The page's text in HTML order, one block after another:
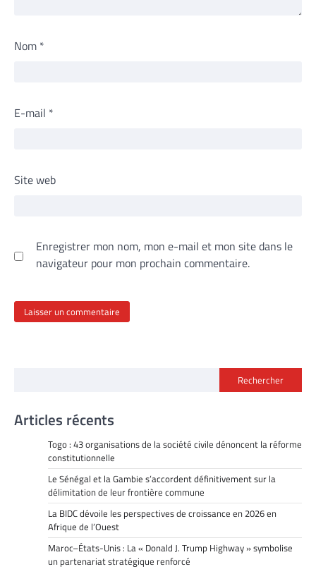
Nom *
E-mail *
Site web
Enregistrer mon nom, mon e-mail et mon site dans le
navigateur pour mon prochain commentaire.
Rechercher
Articles récents
Togo : 43 organisations de la société civile dénoncent la réforme
constitutionnelle
Le Sénégal et la Gambie s’accordent définitivement sur la
délimitation de leur frontière commune
La BIDC dévoile les perspectives de croissance en 2026 en
Afrique de l’Ouest
Maroc–États-Unis : La « Donald J. Trump Highway » symbolise
un partenariat stratégique renforcé